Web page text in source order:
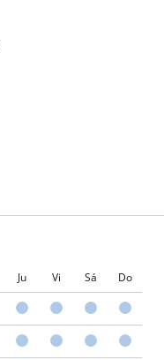
Ju Vi Sá Do